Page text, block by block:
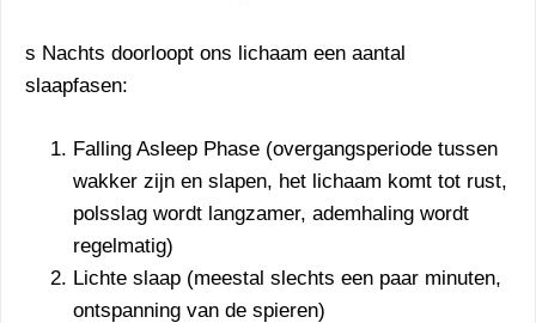
s Nachts doorloopt ons lichaam een aantal
slaapfasen:
Falling Asleep Phase (overgangsperiode tussen
wakker zijn en slapen, het lichaam komt tot rust,
polsslag wordt langzamer, ademhaling wordt
regelmatig)
Lichte slaap (meestal slechts een paar minuten,
ontspanning van de spieren)